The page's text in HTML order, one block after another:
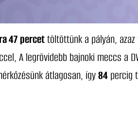
47percettöltöttünk a pályán,
A legrövidebb bajnoki meccs a
átlagosan, így84percig